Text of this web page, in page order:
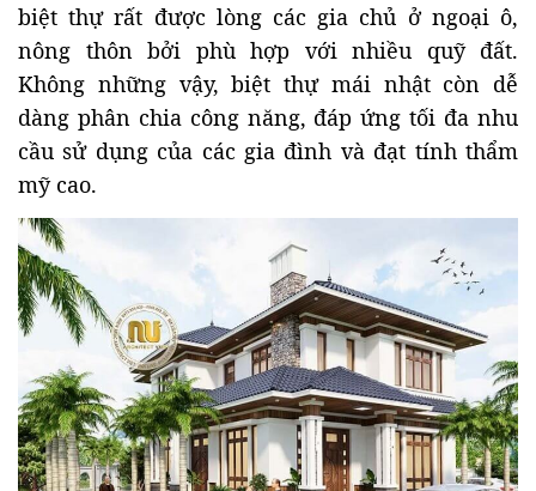
biệt thự rất được lòng các gia chủ ở ngoại ô,
nông thôn bởi phù hợp với nhiều quỹ đất.
Không những vậy, biệt thự mái nhật còn dễ
dàng phân chia công năng, đáp ứng tối đa nhu
cầu sử dụng của các gia đình và đạt tính thẩm
mỹ cao.